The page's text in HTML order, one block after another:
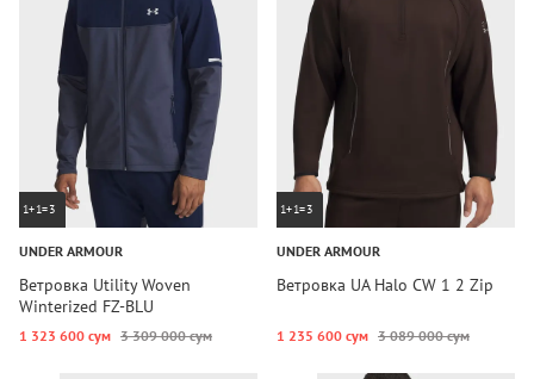
1+1=3
UNDER ARMOUR
Ветровка Utility Woven
Winterized FZ-BLU
1 323 600 сум 3 309 000 сум
1+1=3
UNDER ARMOUR
Ветровка UA Halo CW 1 2 Zip
1 235 600 сум 3 089 000 сум